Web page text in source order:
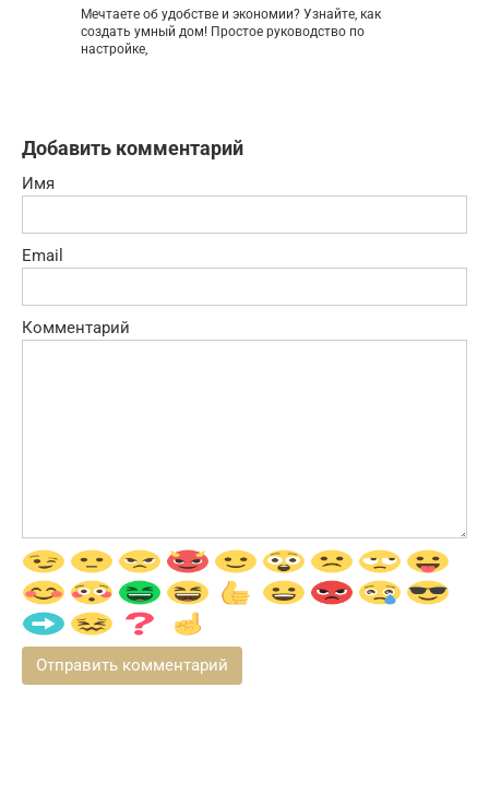
Мечтаете об удобстве и экономии? Узнайте, как
создать умный дом! Простое руководство по
настройке,
Добавить комментарий
Имя
Email
Комментарий